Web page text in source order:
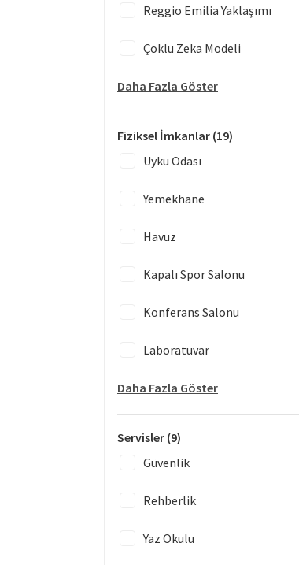
Reggio Emilia Yaklaşımı
Çoklu Zeka Modeli
Daha Fazla Göster
Fiziksel İmkanlar (19)
Uyku Odası
Yemekhane
Havuz
Kapalı Spor Salonu
Konferans Salonu
Laboratuvar
Daha Fazla Göster
Servisler (9)
Güvenlik
Rehberlik
Yaz Okulu